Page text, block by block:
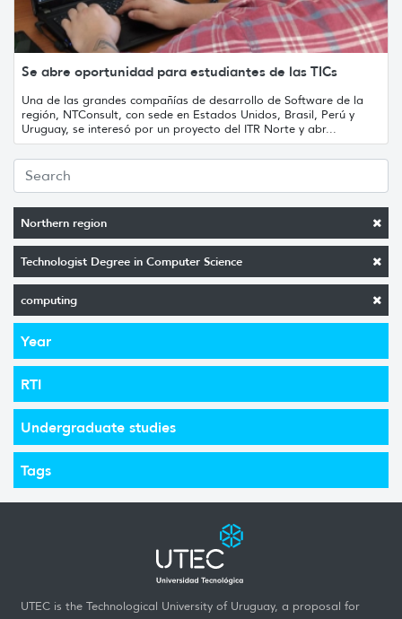
Northern region
Technologist Degree in Computer Science
computing
Year
RTI
Undergraduate studies
Tags
Se abre oportunidad para estudiantes de las TICs
Una de las grandes compañías de desarrollo de Software de la
región, NTConsult, con sede en Estados Unidos, Brasil, Perú y
Uruguay, se interesó por un proyecto del ITR Norte y abr...
UTEC is the Technological University of Uruguay, a proposal for